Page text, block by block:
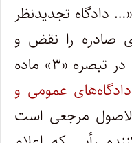
دادگاه تجدیدنظر
صادره را نقض و
رسیدگی ماهوی خواهد کرد» در تبصره «۳» ماده
عمومی و
مرجعی است